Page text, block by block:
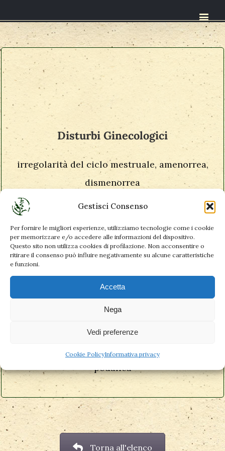
Gestisci Consenso
Per fornire le migliori esperienze, utilizziamo tecnologie come i cookie
per memorizzare e/o accedere alle informazioni del dispositivo.
Questo sito non utilizza cookies di profilazione. Non acconsentire o
ritirare il consenso può influire negativamente su alcune caratteristiche
e funzioni.
Accetta
Nega
Vedi preferenze
Cookie PolicyInformativa privacy
Disturbi Ginecologici
irregolarità del ciclo mestruale, amenorrea,
dismenorrea
disturbi della menopausa (vampate, insonnia,
ritenzione idrica, alterazioni del metabolismo)
cisti ovariche, fibromi
infezioni genitali acute e recidivanti
disturbi colllegati alla gravidanza:
iperemesi, lombalgia, lombosciatalgie,
rivolgimento del feto in presentazione
podalica
Torna all'elenco